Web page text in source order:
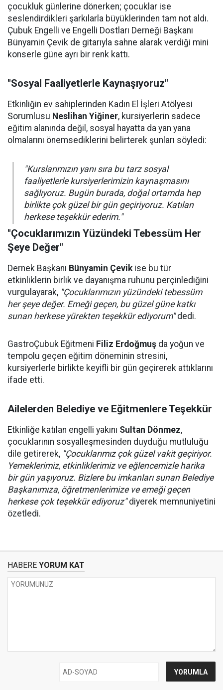
çocukluk günlerine dönerken; çocuklar ise
seslendirdikleri şarkılarla büyüklerinden tam not aldı.
Çubuk Engelli ve Engelli Dostları Derneği Başkanı
Bünyamin Çevik de gitarıyla sahne alarak verdiği mini
konserle güne ayrı bir renk kattı.
"Sosyal Faaliyetlerle Kaynaşıyoruz"
Etkinliğin ev sahiplerinden Kadın El İşleri Atölyesi
Sorumlusu Neslihan Yiğiner, kursiyerlerin sadece
eğitim alanında değil, sosyal hayatta da yan yana
olmalarını önemsediklerini belirterek şunları söyledi:
"Kurslarımızın yanı sıra bu tarz sosyal
faaliyetlerle kursiyerlerimizin kaynaşmasını
sağlıyoruz. Bugün burada, doğal ortamda hep
birlikte çok güzel bir gün geçiriyoruz. Katılan
herkese teşekkür ederim."
"Çocuklarımızın Yüzündeki Tebessüm Her
Şeye Değer"
Dernek Başkanı Bünyamin Çevikise bu tür
etkinliklerin birlik ve dayanışma ruhunu perçinlediğini
vurgulayarak, "Çocuklarımızın yüzündeki tebessüm
her şeye değer. Emeği geçen, bu güzel güne katkı
sunan herkese yürekten teşekkür ediyorum"dedi.
GastroÇubuk Eğitmeni Filiz Erdoğmuş da yoğun ve
tempolu geçen eğitim döneminin stresini,
kursiyerlerle birlikte keyifli bir gün geçirerek attıklarını
ifade etti.
Ailelerden Belediye ve Eğitmenlere Teşekkür
Etkinliğe katılan engelli yakını Sultan Dönmez,
çocuklarının sosyalleşmesinden duyduğu mutluluğu
dile getirerek, "Çocuklarımız çok güzel vakit geçiriyor.
Yemeklerimiz, etkinliklerimiz ve eğlencemizle harika
bir gün yaşıyoruz. Bizlere bu imkanları sunan Belediye
Başkanımıza, öğretmenlerimize ve emeği geçen
herkese çok teşekkür ediyoruz"diyerek memnuniyetini
özetledi.
HABERE YORUM KAT